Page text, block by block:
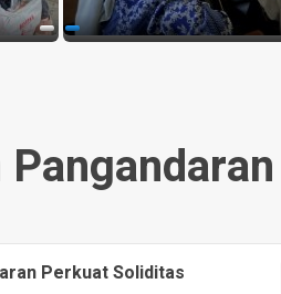
Perkuat Soliditas